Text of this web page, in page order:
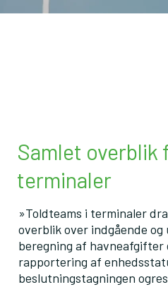
Samlet overblik
terminaler
»Toldteams i terminaler
overblik over indgående og
beregning af havneafgifter
rapportering af
beslutningstagningen